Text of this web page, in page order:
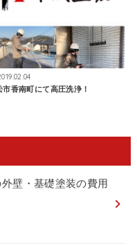
市香南町にて高圧洗浄！
壁・基礎塗装の費用